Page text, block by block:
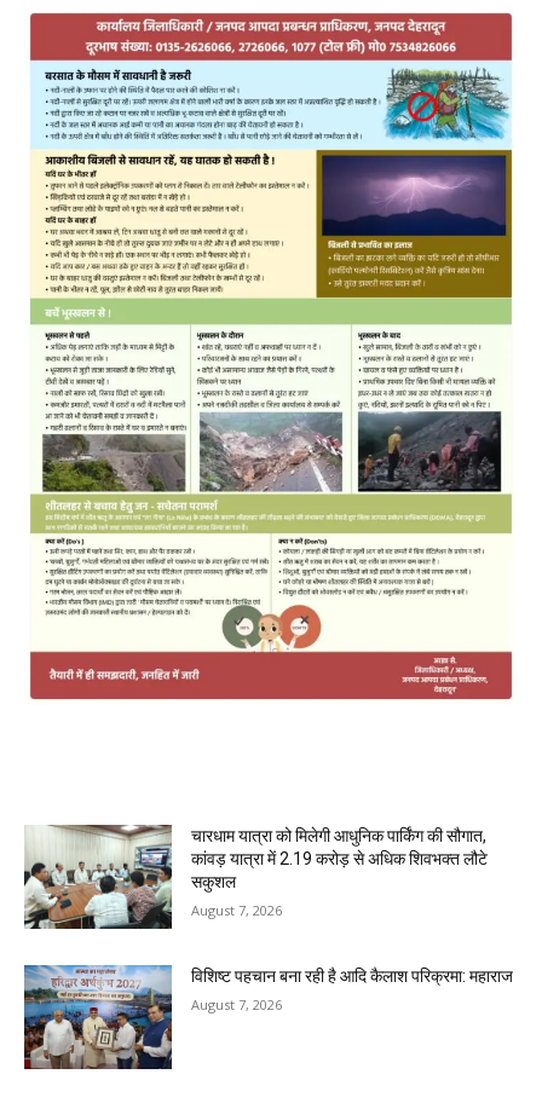
चारधाम यात्रा को मिलेगी आधुनिक पार्किंग की सौगात,
कांवड़ यात्रा में 2.19 करोड़ से अधिक शिवभक्त लौटे
सकुशल
August 7, 2026
विशिष्ट पहचान बना रही है आदि कैलाश परिक्रमा: महाराज
August 7, 2026